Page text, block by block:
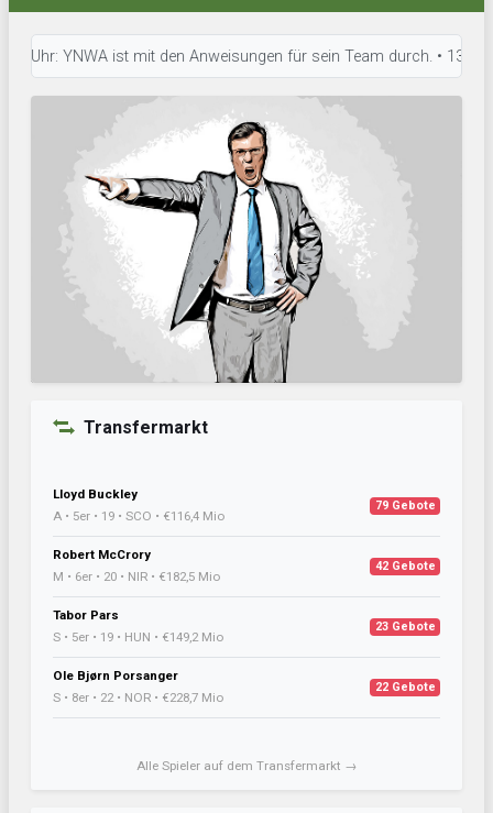
YNWA ist mit den Anweisungen für sein Team durch. • 13:39
Transfermarkt
Lloyd Buckley
A • 5er • 19 • SCO • €116,4 Mio
79 Gebote
Robert McCrory
M • 6er • 20 • NIR • €182,5 Mio
42 Gebote
Tabor Pars
S • 5er • 19 • HUN • €149,2 Mio
23 Gebote
Ole Bjørn Porsanger
S • 8er • 22 • NOR • €228,7 Mio
22 Gebote
Alle Spieler auf dem Transfermarkt →